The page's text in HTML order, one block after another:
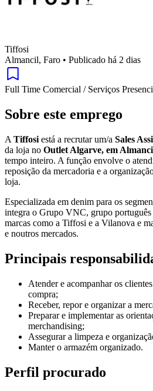
Tiffosi
Almancil, Faro • Publicado há 2 dias
Full Time Comercial / Serviços
Sobre este emprego
A Tiffosi está a recrutar um/a Sales
da loja no Outlet Algarve, em
tempo inteiro. A função envolve o
reposição da mercadoria e a
loja.
Especializada em denim para os
integra o Grupo VNC, grupo português
marcas como a Tiffosi e a Vilanova e
e noutros mercados.
Principais
Atender e acompanhar os
compra;
Receber, repor e organizar a
Preparar e implementar as
merchandising;
Assegurar a limpeza e
Manter o armazém organizado.
Perfil procurado